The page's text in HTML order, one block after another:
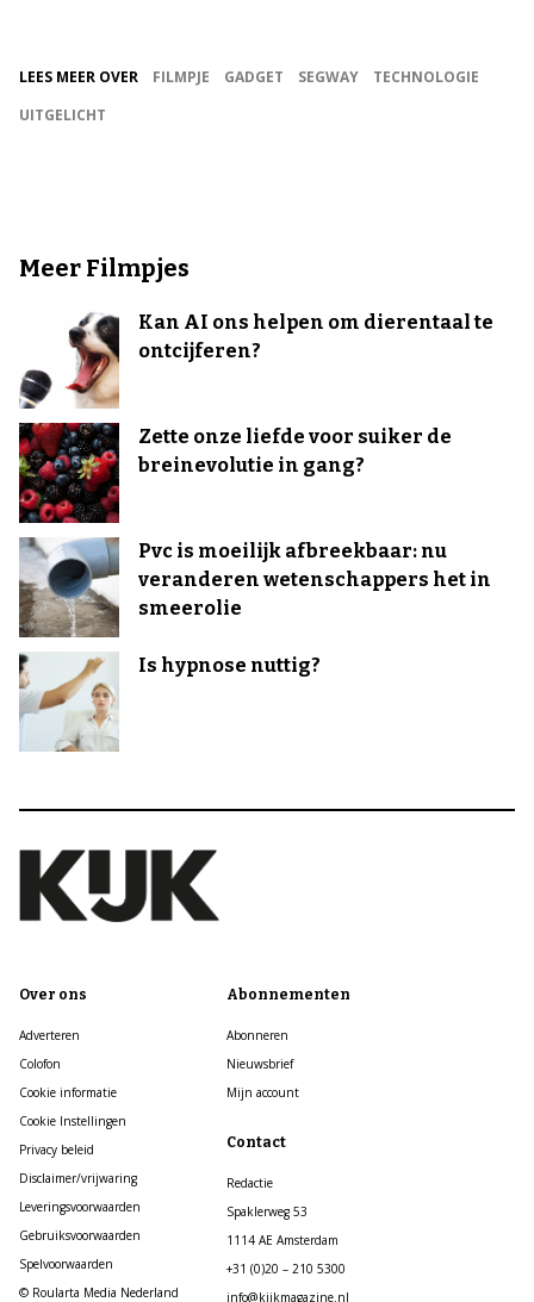
LEES MEER OVER FILMPJE GADGET SEGWAY
TECHNOLOGIE
UITGELICHT
Meer Filmpjes
Kan AI ons helpen om dierentaal te
ontcijferen?
Zette onze liefde voor suiker de
breinevolutie in gang?
Pvc is moeilijk afbreekbaar: nu
veranderen wetenschappers het in
smeerolie
Is hypnose nuttig?
Over ons
Adverteren
Colofon
Cookie informatie
Cookie Instellingen
Privacy beleid
Disclaimer/vrijwaring
Leveringsvoorwaarden
Gebruiksvoorwaarden
Spelvoorwaarden
© Roularta Media Nederland
Abonnementen
Abonneren
Nieuwsbrief
Mijn account
Contact
Redactie
Spaklerweg 53
1114 AE Amsterdam
+31 (0)20 – 210 5300
info@kijkmagazine.nl